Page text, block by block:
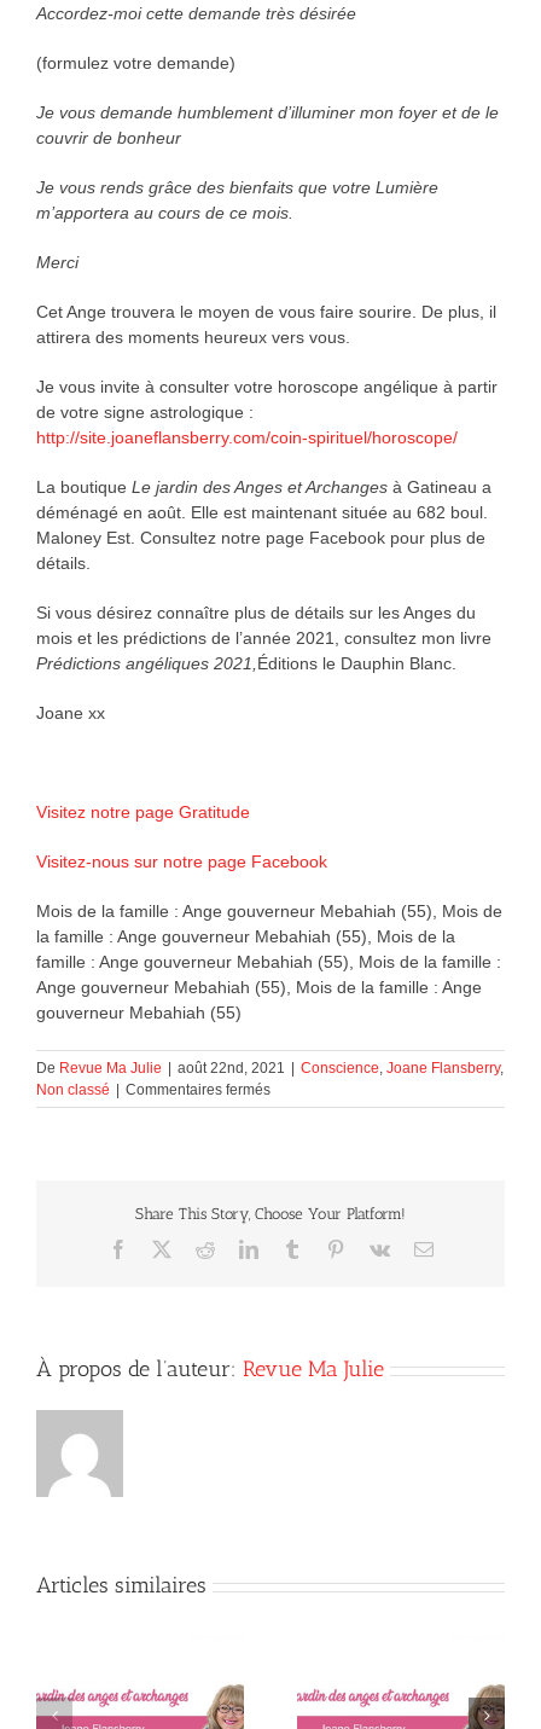
Accordez-moi cette demande très désirée
(formulez votre demande)
Je vous demande humblement d’illuminer mon foyer et de le
couvrir de bonheur
Je vous rends grâce des bienfaits que votre Lumière
m’apportera au cours de ce mois.
Merci
Cet Ange trouvera le moyen de vous faire sourire. De plus, il
attirera des moments heureux vers vous.
Je vous invite à consulter votre horoscope angélique à partir
de votre signe astrologique :
http://site.joaneflansberry.com/coin-spirituel/horoscope/
La boutique Le jardin des Anges et Archanges à Gatineau a
déménagé en août. Elle est maintenant située au 682 boul.
Maloney Est. Consultez notre page Facebook pour plus de
détails.
Si vous désirez connaître plus de détails sur les Anges du
mois et les prédictions de l’année 2021, consultez mon livre
Prédictions angéliques 2021, Éditions le Dauphin Blanc.
Joane xx
Visitez notre page Gratitude
Visitez-nous sur notre page Facebook
Mois de la famille : Ange gouverneur Mebahiah (55), Mois de
la famille : Ange gouverneur Mebahiah (55), Mois de la
famille : Ange gouverneur Mebahiah (55), Mois de la famille :
Ange gouverneur Mebahiah (55), Mois de la famille : Ange
gouverneur Mebahiah (55)
De Revue Ma Julie | août 22nd, 2021 | Conscience Joane Flansberry,
Non classé | Commentaires ferméssur
Mois
Ange
gouverneur
Mebahiah
Share This Story, Choose Your Platform!
Facebook RedditLinkedInTumblr Pinterest
Vk Courriel
À propos de l’auteur: Revue Ma Julie
Articles similaires